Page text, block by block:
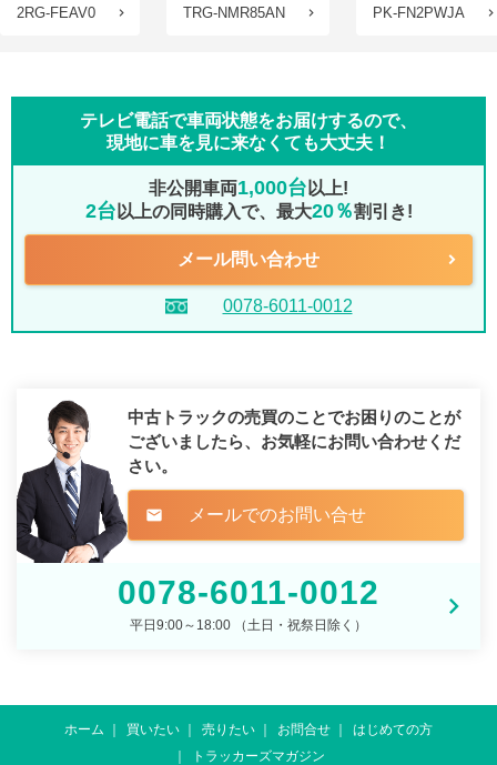
2RG-FEAV0 TRG-NMR85AN PK-FN2PWJA
テレビ電話で車両状態をお届けするので、
現地に車を見に来なくても大丈夫！
非公開車両1,000台 以上!
2台 以上の同時購入で、最大20％割引き!
メール問い合わせ
0078-6011-0012
中古トラックの売買のことでお困りのことが
ございましたら、 お気軽にお問い合わせくだ
さい。
mail メールでのお問い合せ
0078-6011-0012
平日9:00～18:00 （土日・祝祭日除く）
ホーム 買いたい 売りたい お問合せ
はじめての方
トラッカーズマガジン